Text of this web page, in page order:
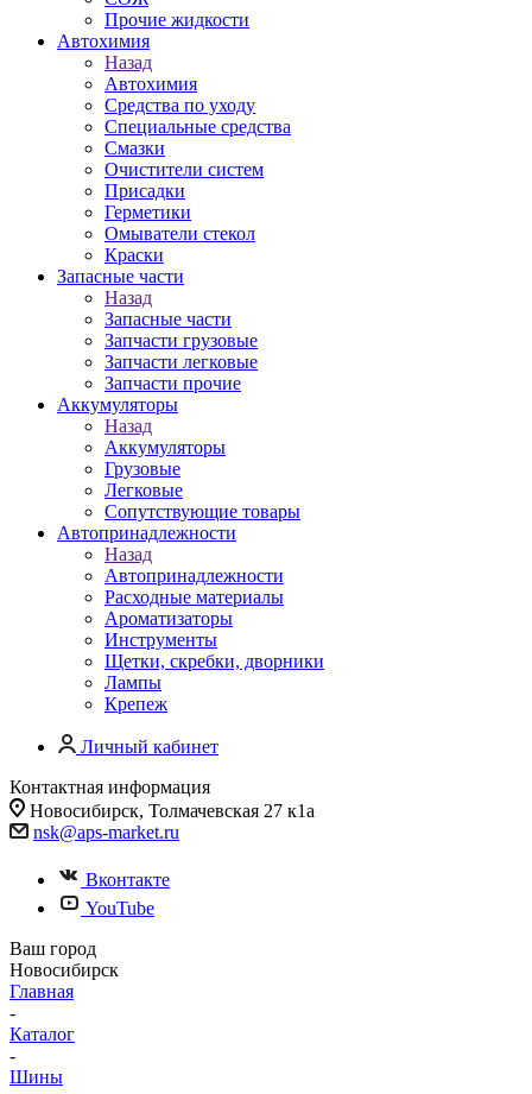
Прочие жидкости
Автохимия
Назад
Автохимия
Средства по уходу
Специальные средства
Смазки
Очистители систем
Присадки
Герметики
Омыватели стекол
Краски
Запасные части
Назад
Запасные части
Запчасти грузовые
Запчасти легковые
Запчасти прочие
Аккумуляторы
Назад
Аккумуляторы
Грузовые
Легковые
Сопутствующие товары
Автопринадлежности
Назад
Автопринадлежности
Расходные материалы
Ароматизаторы
Инструменты
Щетки, скребки, дворники
Лампы
Крепеж
Личный кабинет
Контактная информация
Новосибирск, Толмачевская 27 к1а
nsk@aps-market.ru
Вконтакте
YouTube
Ваш город
Новосибирск
Главная
-
Каталог
-
Шины